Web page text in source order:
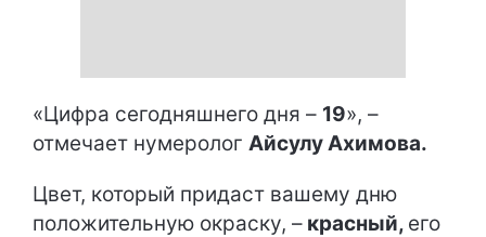
«Цифра сегодняшнего дня – 19», –
отмечает нумеролог Айсулу Ахимова.
Цвет, который придаст вашему дню
положительную окраску, – красный, его